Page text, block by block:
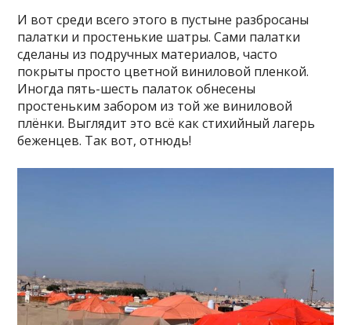
И вот среди всего этого в пустыне разбросаны
палатки и простенькие шатры. Сами палатки
сделаны из подручных материалов, часто
покрыты просто цветной виниловой пленкой.
Иногда пять-шесть палаток обнесены
простеньким забором из той же виниловой
плёнки. Выглядит это всё как стихийный лагерь
беженцев. Так вот, отнюдь!